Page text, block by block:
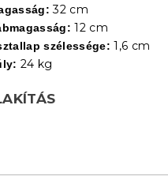
32 cm
12 cm
szélessége: 1,6 cm
24 kg